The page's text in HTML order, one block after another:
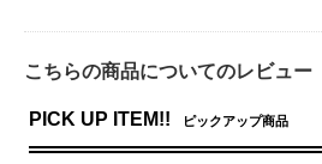
こちらの商品についてのレビュー
PICK UP ITEM!! ピックアップ商品